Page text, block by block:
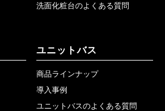
洗面化粧台のよくある質問
ユニットバス
商品ラインナップ
導入事例
ユニットバスのよくある質問